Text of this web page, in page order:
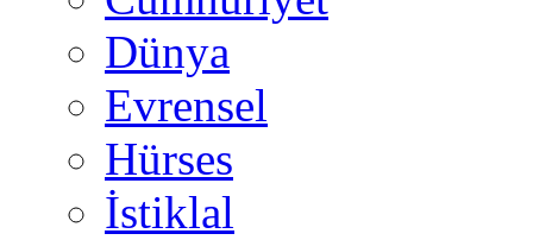
Dünya
Evrensel
Hürses
İstiklal